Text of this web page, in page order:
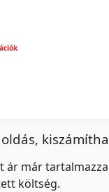
már
költség.